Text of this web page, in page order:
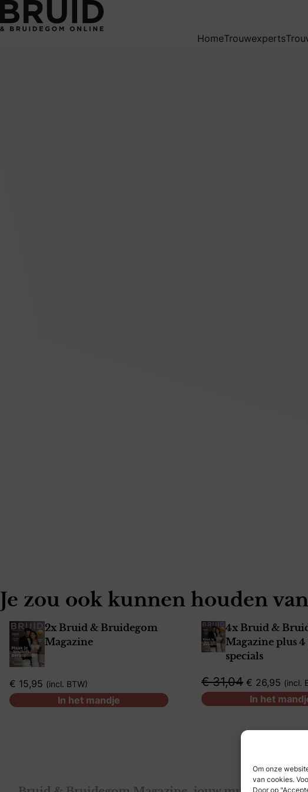
Om onze
van cookies.
Door op
HomeTrouwexperts
Je zou ook kunnen houden
2x Bruid & Bruidegom
Magazine
€ 15,95 incl. BTW
In het mandje
4x Bruid &
Magazine plus 4
specials
€31,04 € 26,95 incl.
In het